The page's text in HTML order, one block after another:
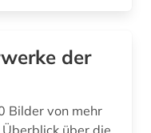
der
Bilder von mehr